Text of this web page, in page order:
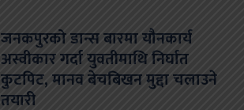
जनकपुरको डान्स बारमा यौनकार्य
अस्वीकार गर्दा युवतीमाथि निर्घात
कुटपिट, मानव बेचबिखन मुद्दा चलाउने
तयारी